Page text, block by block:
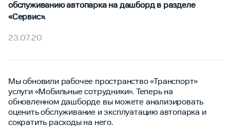
обслуживанию автопарка на дашборд в разделе
«Сервис».
23.07.20
Мы обновили рабочее пространство «Транспорт»
услуги «Мобильные сотрудники». Теперь на
обновленном дашборде вы можете анализировать
оценить обслуживание и эксплуатацию автопарка и
сократить расходы на него.